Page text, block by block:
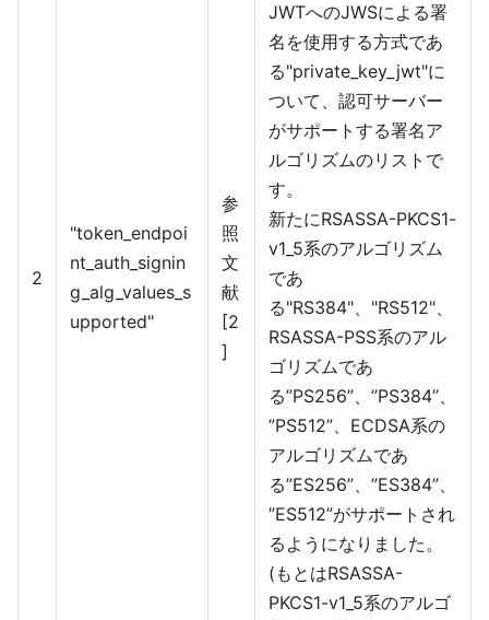
2
"token_endpoi
nt_auth_signin
g_alg_values_s
upported"
参
照
文
献
[2
]
JWTへのJWSによる署
名を使用する方式であ
る"private_key_jwt"に
ついて、認可サーバー
がサポートする署名ア
ルゴリズムのリストで
す。
新たにRSASSA-PKCS1-
v1_5系のアルゴリズム
であ
る"RS384"、"RS512"、
RSASSA-PSS系のアル
ゴリズムであ
る”PS256”、”PS384”、
”PS512”、ECDSA系の
アルゴリズムであ
る”ES256”、”ES384”、
”ES512”がサポートされ
るようになりました。
(もとはRSASSA-
PKCS1-v1_5系のアルゴ